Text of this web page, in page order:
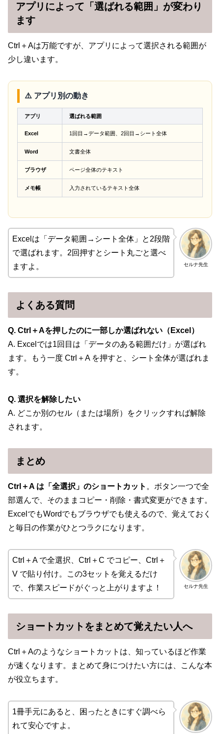
アプリによって「選ばれる範囲」が変わり
ます
Ctrl＋Aは万能ですが、アプリによって選択される範囲が
少し違います。
⚠️ アプリ別の動き
アプリ 選ばれる範囲
Excel 1回目→データ範囲、2回目→シート全体
Word 文書全体
ブラウザ ページ全体のテキスト
メモ帳 入力されているテキスト全体
セルナ先生
Excelは「データ範囲→シート全体」と2段階
で選ばれます。2回押すとシート丸ごと選べ
ますよ。
よくある質問
Q. Ctrl＋Aを押したのに一部しか選ばれない（Excel）
A. Excelでは1回目は「データのある範囲だけ」が選ばれ
ます。もう一度 Ctrl＋A を押すと、シート全体が選ばれま
す。
Q. 選択を解除したい
A. どこか別のセル（または場所）をクリックすれば解除
されます。
まとめ
Ctrl＋A は「全選択」のショートカット 。ボタン一つで全
部選んで、そのままコピー・削除・書式変更ができます。
ExcelでもWordでもブラウザでも使えるので、覚えておく
と毎日の作業がひとつラクになります。
セルナ先生
Ctrl＋A で全選択、Ctrl＋C でコピー、Ctrl＋
V で貼り付け。この3セットを覚えるだけ
で、作業スピードがぐっと上がりますよ！
ショートカットをまとめて覚えたい人へ
Ctrl＋Aのようなショートカットは、知っているほど作業
が速くなります。まとめて身につけたい方には、こんな本
が役立ちます。
1冊手元にあると、困ったときにすぐ調べら
れて安心ですよ。